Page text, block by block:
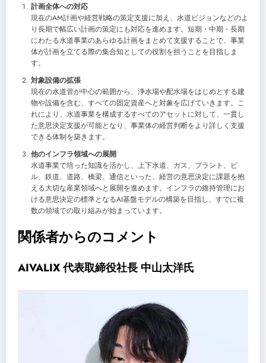
計画全体への対応
現在のAM計画や経営戦略の策定支援に加え、水道ビジョンなどのよ
り長期で幅広い計画の策定にも対応を進めます。短期・中期・長期
にわたる水道事業のあらゆる計画をまとめて支援することで、事業
体が計画を立てる際の集合知としての役割を担うことを目指しま
す。
対象設備の拡張
現在の水道管が中心の範囲から、浄水場や配水場をはじめとする建
物や設備を含む、すべての固定資産へと対象を広げていきます。こ
れにより、水道事業を構成するすべてのアセットに対して、一貫し
た意思決定支援が可能となり、事業体の経営判断をより詳しく支援
できる体制を築きます。
他のインフラ領域への展開
水道事業で培った知識を活かし、上下水道、ガス、プラント、ビ
ル、鉄道、道路、橋梁、通信といった、経営の意思決定に課題を抱
える大切な産業領域へと展開を進めます。インフラの維持管理にお
ける意思決定の標準となるAI基盤モデルの構築を目指し、すでに複
数の領域での取り組みが始まっています。
関係者からのコメント
AIVALIX 代表取締役社長 中山太洋氏